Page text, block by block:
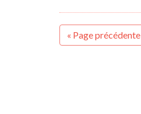
« Page précédente